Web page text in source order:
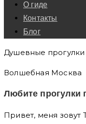
О гиде
Контакты
Блог
Душевные
Волшебная Москва
Любите прогулки
Привет, меня